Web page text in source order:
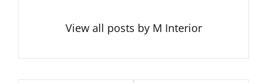
View all posts by M Interior